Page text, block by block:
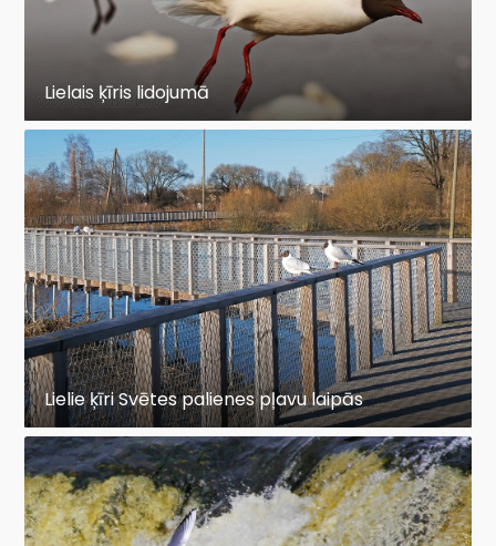
Lielais ķīris lidojumā
Lielie ķīri Svētes palienes pļavu laipās